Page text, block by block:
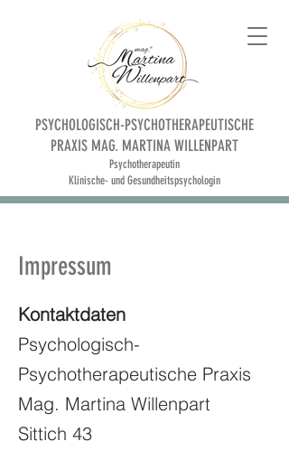
PSYCHOLOGISCH-PSYCHOTHERAPEUTISCHE
PRAXIS MAG. MARTINA WILLENPART
Psychotherapeutin
Klinische- und Gesundheitspsychologin
Impressum
Kontaktdaten
Psychologisch-
Psychotherapeutische Praxis
Mag. Martina Willenpart
Sittich 43